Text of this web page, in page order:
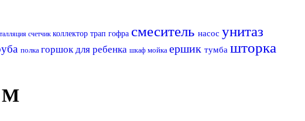
счетчик коллектор трап гофра смеситель насос унитаз
полка горшок для ребенка шкаф мойка ершик тумба шторка